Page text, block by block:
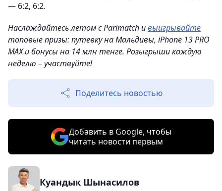
— 6:2, 6:2.
Наслаждайтесь летом с Parimatch ивыигрывайте
топовые призы: путевку на Мальдивы, iPhone 13 PRO
MAX и бонусы на 14 млн тенге. Розыгрыши каждую
неделю – участвуйте!
Поделитесь новостью
Добавить в Google, чтобы
читать новости первым
Куандык Шынасилов